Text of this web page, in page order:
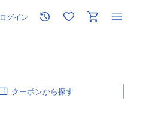
ログイン
クーポン